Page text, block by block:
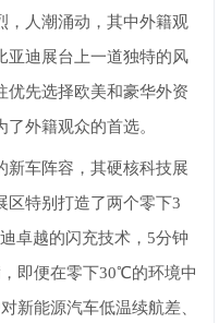
，人潮涌动，其中外籍观
亚迪展台上一道独特的风
优先选择欧美和豪华外资
外籍观众的首选。
新车阵容，其硬核科技展
区特别打造了两个零下3
卓越的闪充技术，5分钟
即便在零下30℃的环境中
新能源汽车低温续航差、